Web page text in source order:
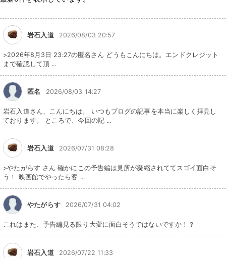
岩石入道 2026/08/03 20:57
>2026年8月3日 23:27の匿名さん どうもこんにちは。エンドクレジット
まで確認して頂 ...
匿名 2026/08/03 14:27
岩石入道さん、こんにちは。 いつもブログの記事を本当に楽しく拝見し
ております。 ところで、今回の記 ...
岩石入道 2026/07/31 08:28
>やたがらす さん 確かにこの予告編は見所が凝縮されててスゴイ面白そ
う！ 映画館でやったら客 ...
やたがらす 2026/07/31 04:02
これはまた、予告編見る限り大変に面白そうではないですか！？
岩石入道 2026/07/22 11:33